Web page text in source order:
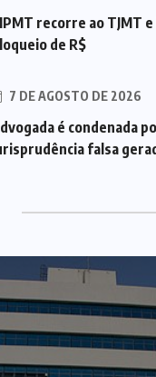
recorre ao TJMT
de R$
7 DE AGOSTO DE 2026
é condenada
falsa